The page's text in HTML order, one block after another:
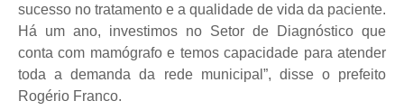
sucesso no tratamento e a qualidade de vida da paciente.
Há um ano, investimos no Setor de Diagnóstico que
conta com mamógrafo e temos capacidade para atender
toda a demanda da rede municipal”, disse o prefeito
Rogério Franco.